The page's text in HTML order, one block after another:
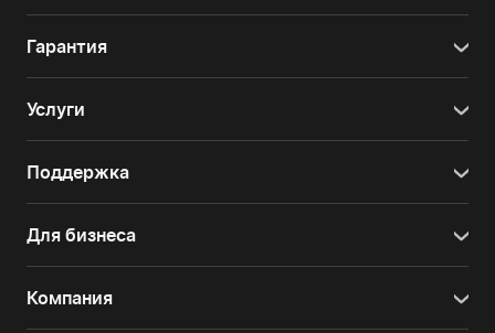
Гарантия
Услуги
Поддержка
Для бизнеса
Компания